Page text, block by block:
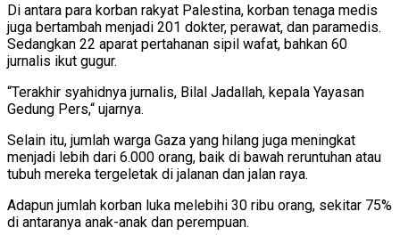
Di antara para korban rakyat Palestina, korban tenaga medis
juga bertambah menjadi 201 dokter, perawat, dan paramedis.
Sedangkan 22 aparat pertahanan sipil wafat, bahkan 60
jurnalis ikut gugur.
“Terakhir syahidnya jurnalis, Bilal Jadallah, kepala Yayasan
Gedung Pers,“ ujarnya.
Selain itu, jumlah warga Gaza yang hilang juga meningkat
menjadi lebih dari 6.000 orang, baik di bawah reruntuhan atau
tubuh mereka tergeletak di jalanan dan jalan raya.
Adapun jumlah korban luka melebihi 30 ribu orang, sekitar 75%
di antaranya anak-anak dan perempuan.